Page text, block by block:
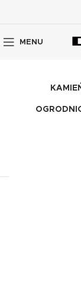
MENU